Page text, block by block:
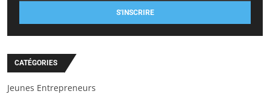
S'INSCRIRE
CATÉGORIES
Jeunes Entrepreneurs